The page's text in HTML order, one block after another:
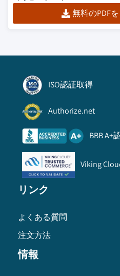
無料のPDF
ISO認証取得
Authorize.net
BBB A+
Viking
リンク
よくある質問
注文方法
情報